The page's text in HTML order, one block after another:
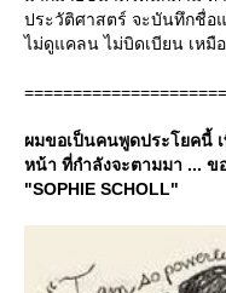
ประวัติศาสตร์ จะบันทึกชื่อแ
ไม่ดูแคลน ไม่บิดเบียน เหมื
ผมขอเป็นคนพูดประโยคนี้ เ
หน้า ที่กำลังจะตามมา ...
"SOPHIE SCHOLL"